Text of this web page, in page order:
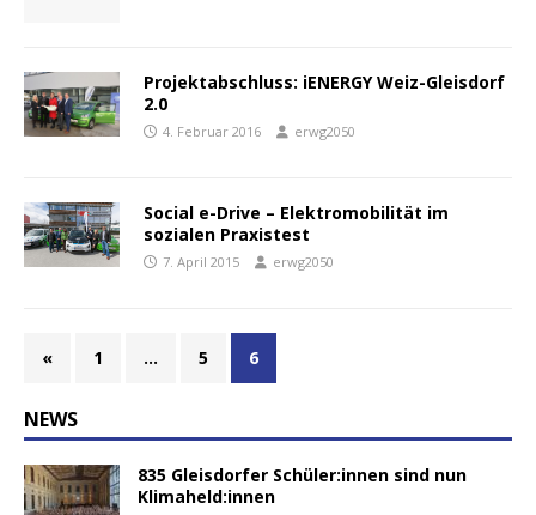
Projektabschluss: iENERGY Weiz-Gleisdorf
2.0
4. Februar 2016 erwg2050
Social e-Drive – Elektromobilität im
sozialen Praxistest
7. April 2015 erwg2050
« 1 … 5 6
NEWS
835 Gleisdorfer Schüler:innen sind nun
Klimaheld:innen